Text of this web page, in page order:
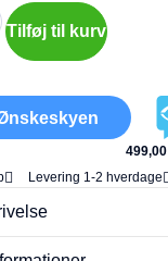
Tilføj til kurv
499,00
Levering 1-2 hverdage